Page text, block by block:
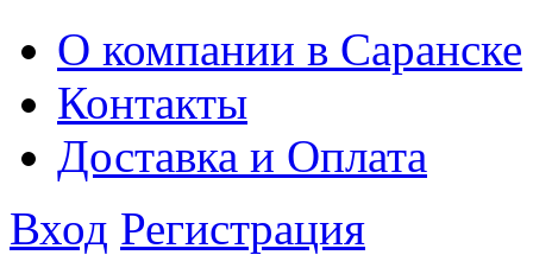
О компании в Саранске
Контакты
Доставка и Оплата
Вход Регистрация